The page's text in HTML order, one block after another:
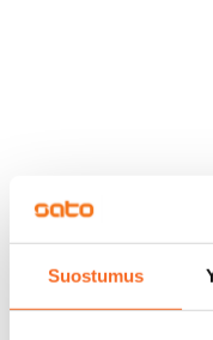
Suostumus
Jotakin meni